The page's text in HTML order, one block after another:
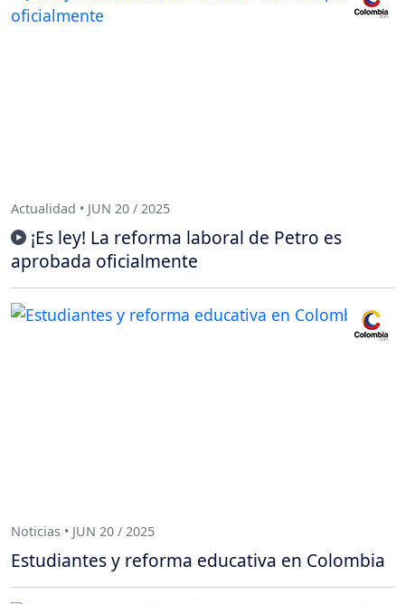
Actualidad • JUN 20 / 2025
¡Es ley! La reforma laboral de Petro es
aprobada oficialmente
Noticias • JUN 20 / 2025
Estudiantes y reforma educativa en Colombia